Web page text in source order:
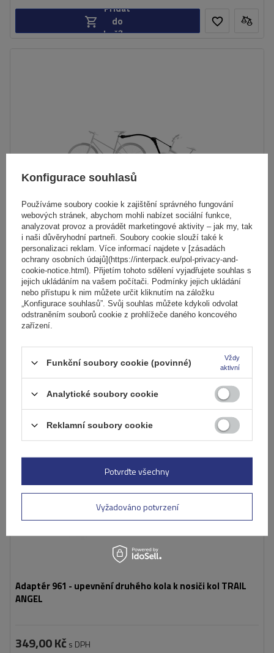
Přidat
do
košíku
Trail Angel - Tažné zařízení pro dětské kolo (černé)
1 889,00 Kčs DPH
Produkt dostupný ve velkém množství Již nyní zašleme7. srpna
do
košíku
Adaptér 961 - upevnění druhého kola k nosiči kol TRAIL
ANGEL
349,00 Kč s DPH
Konfigurace souhlasů
Používáme soubory cookie k zajištění správného fungování
webových stránek, abychom mohli nabízet sociální funkce,
analyzovat provoz a provádět marketingové aktivity – jak my, tak
i naši důvěryhodní partneři. Soubory cookie slouží také k
personalizaci reklam. Více informací najdete v [zásadách
ochrany osobních údajů](https://interpack.eu/pol-privacy-and-
cookie-notice.html). Přijetím tohoto sdělení vyjadřujete souhlas s
jejich ukládáním na vašem počítači. Podmínky jejich ukládání
nebo přístupu k nim můžete určit kliknutím na záložku
„Konfigurace souhlasů”. Svůj souhlas můžete kdykoli odvolat
odstraněním souborů cookie z prohlížeče daného koncového
zařízení.
Funkční soubory cookie (povinné)
Vždy
aktivní
Analytické soubory cookie
Reklamní soubory cookie
Vyžadováno potvrzení
Potvrďte všechny